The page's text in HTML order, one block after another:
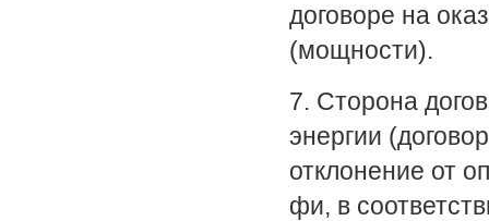
договоре на
(мощности).
7. Сторона
энергии
отклонение от
фи, в